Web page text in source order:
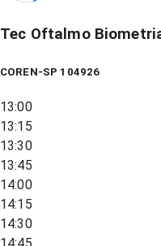
Tec Oftalmo
COREN-SP 104926
13:00
13:15
13:30
13:45
14:00
14:15
14:30
14:45